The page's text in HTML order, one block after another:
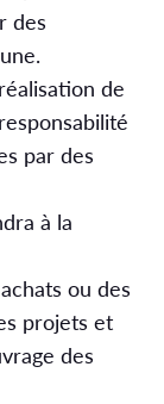
des
de
par des
à la
ou des
projets et
des